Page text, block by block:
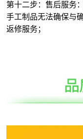
第十二步：售后服务
手工制品无法确保与
返修服务；